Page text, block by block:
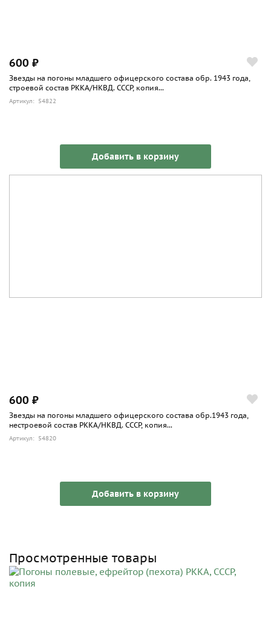
600 ₽
Звезды на погоны младшего офицерского состава обр. 1943 года,
строевой состав РККА/НКВД. СССР, копия...
Артикул: 54822
Добавить в корзину
600 ₽
Звезды на погоны младшего офицерского состава обр.1943 года,
нестроевой состав РККА/НКВД. СССР, копия...
Артикул: 54820
Добавить в корзину
Просмотренные товары